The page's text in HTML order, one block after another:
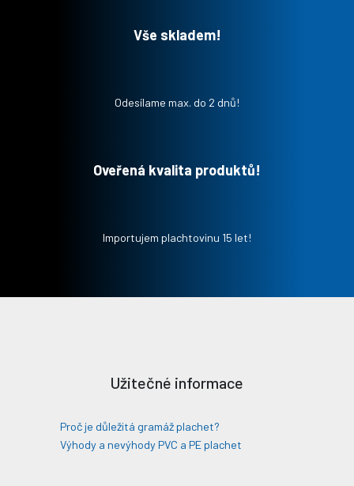
Vše skladem!
Odesílame max. do 2 dnů!
Oveřená kvalita produktů!
Importujem plachtovinu 15 let!
Užitečné informace
Proč je důležitá gramáž plachet?
Výhody a nevýhody PVC a PE plachet